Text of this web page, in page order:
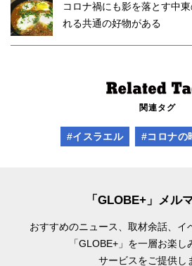
コロナ禍にも影を落とす中
れる共通の好物がある
関連タグ
#イスラエル #コロナの
「GLOBE+」メル
おすすめのニュース、取材余話、 イ
「GLOBE+」を一層お楽し
サービスをご提供し